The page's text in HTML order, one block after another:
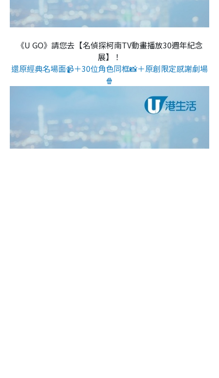
《U GO》請您去【名偵探柯南TV動畫播放30週年紀念
展】！
還原經典名場面📹＋30位角色同框📸＋原創限定感謝劇場
🍿